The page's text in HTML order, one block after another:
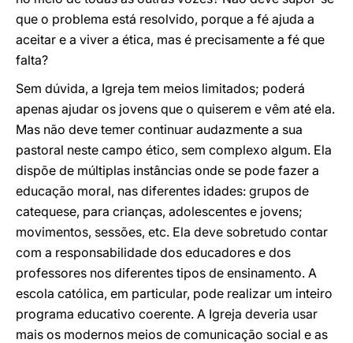
que o problema está resolvido, porque a fé ajuda a
aceitar e a viver a ética, mas é precisamente a fé que
falta?
Sem dúvida, a Igreja tem meios limitados; poderá
apenas ajudar os jovens que o quiserem e vêm até ela.
Mas não deve temer continuar audazmente a sua
pastoral neste campo ético, sem complexo algum. Ela
dispõe de múltiplas instâncias onde se pode fazer a
educação moral, nas diferentes idades: grupos de
catequese, para crianças, adolescentes e jovens;
movimentos, sessões, etc. Ela deve sobretudo contar
com a responsabilidade dos educadores e dos
professores nos diferentes tipos de ensinamento. A
escola católica, em particular, pode realizar um inteiro
programa educativo coerente. A Igreja deveria usar
mais os modernos meios de comunicação social e as